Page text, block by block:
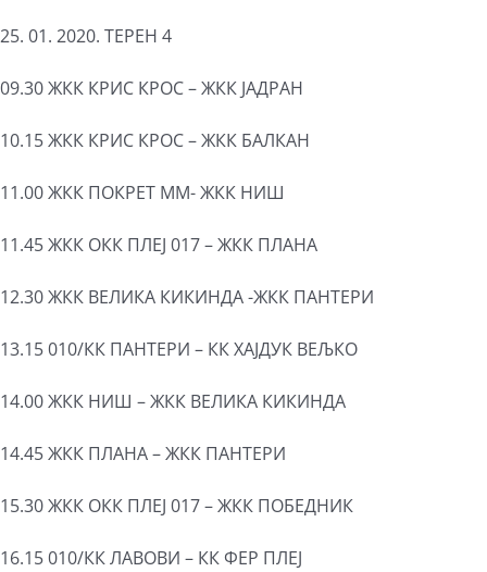
25. 01. 2020. ТЕРЕН 4
09.30 ЖКК КРИС КРОС – ЖКК ЈАДРАН
10.15 ЖКК КРИС КРОС – ЖКК БАЛКАН
11.00 ЖКК ПОКРЕТ ММ- ЖКК НИШ
11.45 ЖКК ОКК ПЛЕЈ 017 – ЖКК ПЛАНА
12.30 ЖКК ВЕЛИКА КИКИНДА -ЖКК ПАНТЕРИ
13.15 010/КК ПАНТЕРИ – КК ХАЈДУК ВЕЉКО
14.00 ЖКК НИШ – ЖКК ВЕЛИКА КИКИНДА
14.45 ЖКК ПЛАНА – ЖКК ПАНТЕРИ
15.30 ЖКК ОКК ПЛЕЈ 017 – ЖКК ПОБЕДНИК
16.15 010/КК ЛАВОВИ – КК ФЕР ПЛЕЈ